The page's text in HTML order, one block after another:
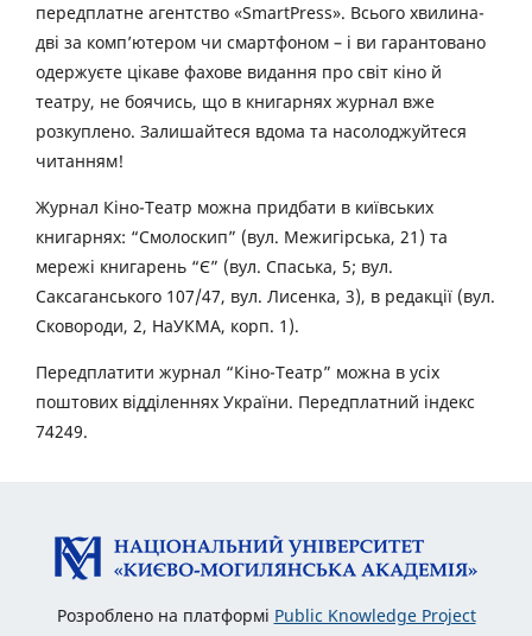
передплатне агентство «SmartPress». Всього хвилина-
дві за комп’ютером чи смартфоном – і ви гарантовано
одержуєте цікаве фахове видання про світ кіно й
театру, не боячись, що в книгарнях журнал вже
розкуплено. Залишайтеся вдома та насолоджуйтеся
читанням!
Журнал Кіно-Театр можна придбати в київських
книгарнях: “Смолоскип” (вул. Межигірська, 21) та
мережі книгарень “Є” (вул. Спаська, 5; вул.
Саксаганського 107/47, вул. Лисенка, 3), в редакції (вул.
Сковороди, 2, НаУКМА, корп. 1).
Передплатити журнал “Кіно-Театр” можна в усіх
поштових відділеннях України. Передплатний індекс
74249.
Розроблено на платформі Public Knowledge Project